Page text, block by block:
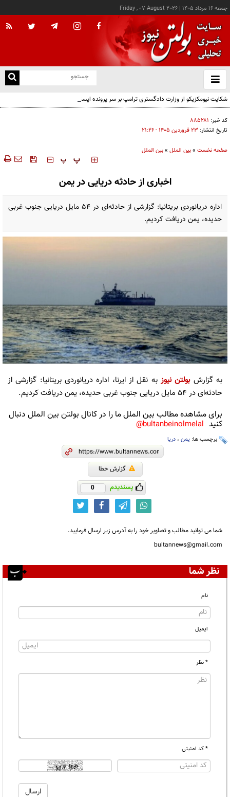
جمعه ۱۶ مرداد ۱۴۰۵ |
Friday , 07 August 2026
باز
و
شکایت نیومکزیکو از وزارت دادگستری ترامپ بر سر پرونده اپستین
کد خبر: ۸۸۵۲۸۱
تاریخ انتشار: ۲۳ فروردين ۱۴۰۵ - ۲۱:۲۶
صفحه نخست »بین الملل »بین الملل
‍‍‍ پ پ
اخباری از حادثه دریایی در یمن
اداره دریانوردی بریتانیا: گزارشی از حادثه‌ای در ۵۴ مایل دریایی جنوب غربی
حدیده، یمن دریافت کردیم.
به گزارشبولتن نیوز به نقل از ایرنا، اداره دریانوردی بریتانیا: گزارشی از
حادثه‌ای در ۵۴ مایل دریایی جنوب غربی حدیده، یمن دریافت کردیم.
برای مشاهده مطالب بین الملل ما را در کانال بولتن بین الملل دنبال
کنید bultanbeinolmelal@
برچسب ها: یمن ، دریا
گزارش خطا
پسندیدم 0
شما می توانید مطالب و تصاویر خود را به آدرس زیر ارسال فرمایید.
bultannews@gmail.com
نظر شما
نام
ایمیل
* نظر
* کد امنیتی